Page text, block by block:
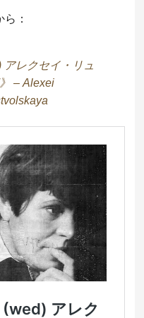
：
アレクセイ・リュ
– Alexei